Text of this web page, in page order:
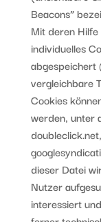
Beacons”
Mit deren
individuelles
abgespeichert
vergleichbare
Cookies
werden, unter
dieser Datei
Nutzer
interessiert